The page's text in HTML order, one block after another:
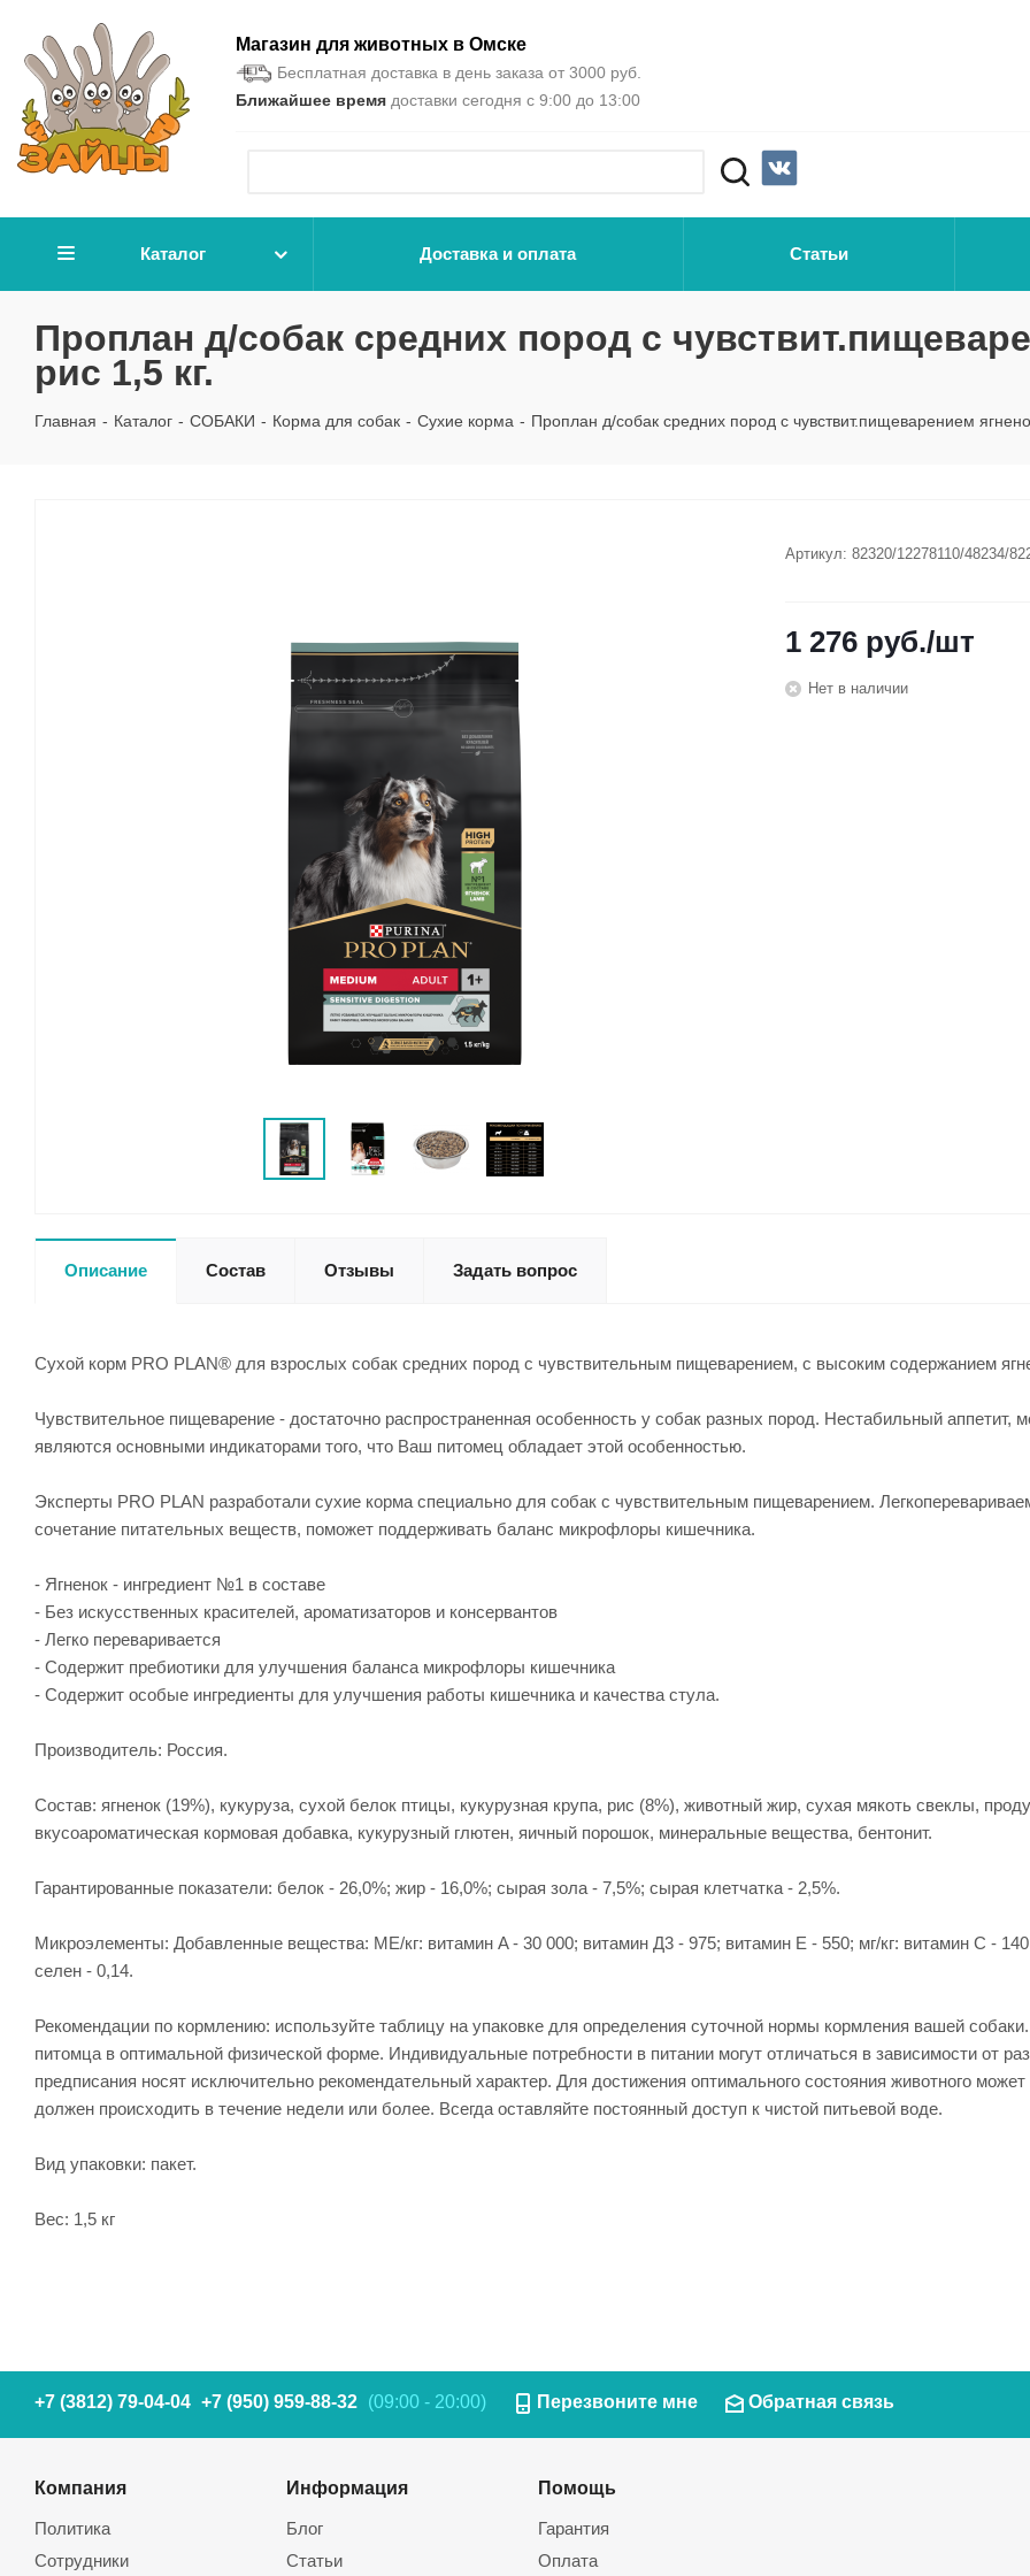
Магазин для животных в Омске
Бесплатная доставка в день заказа от 3000 руб.
Ближайшее время доставки сегодня с 9:00 до 13:00
Каталог Доставка и оплата Статьи
Проплан д/собак средних пород с
рис 1,5 кг.
Главная - Каталог - СОБАКИ - Корма для собак - Сухие корма - Проплан д/собак средних пород с чувствит.пищеварением
Артикул: 82320/12278110/48234/
1 276 руб./шт
Нет в наличии
Описание Состав Отзывы Задать вопрос
Сухой корм PRO PLAN® для взрослых собак средних пород с чувствительным пищеварением, с высоким содержанием
Чувствительное пищеварение - достаточно распространенная особенность у собак разных пород. Нестабильный аппетит,
являются основными индикаторами того, что Ваш питомец обладает этой особенностью.
Эксперты PRO PLAN разработали сухие корма специально для собак с чувствительным пищеварением.
сочетание питательных веществ, поможет поддерживать баланс микрофлоры кишечника.
- Ягненок - ингредиент №1 в составе
- Без искусственных красителей, ароматизаторов и консервантов
- Легко переваривается
- Содержит пребиотики для улучшения баланса микрофлоры кишечника
- Содержит особые ингредиенты для улучшения работы кишечника и качества стула.
Производитель: Россия.
Состав: ягненок (19%), кукуруза, сухой белок птицы, кукурузная крупа, рис (8%), животный жир, сухая мякоть свеклы,
вкусоароматическая кормовая добавка, кукурузный глютен, яичный порошок, минеральные вещества, бентонит.
Гарантированные показатели: белок - 26,0%; жир - 16,0%; сырая зола - 7,5%; сырая клетчатка - 2,5%.
Микроэлементы: Добавленные вещества: МЕ/кг: витамин A - 30 000; витамин Д3 - 975; витамин Е - 550; мг/кг: витамин C -
селен - 0,14.
Рекомендации по кормлению: используйте таблицу на упаковке для определения суточной нормы кормления вашей
питомца в оптимальной физической форме. Индивидуальные потребности в питании могут отличаться в зависимости от
предписания носят исключительно рекомендательный характер. Для достижения оптимального состояния животного
должен происходить в течение недели или более. Всегда оставляйте постоянный доступ к чистой питьевой воде.
Вид упаковки: пакет.
Вес: 1,5 кг
+7 (3812) 79-04-04 +7 (950) 959-88-32 (09:00 - 20:00) Перезвоните мне Обратная связь
Компания
Политика
Сотрудники
Информация
Блог
Статьи
Помощь
Гарантия
Оплата